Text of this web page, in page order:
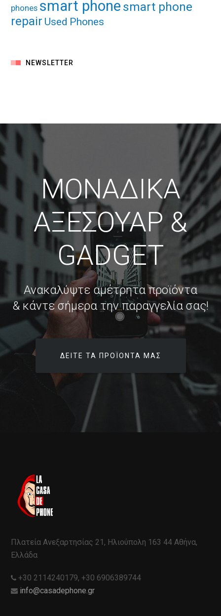
phones smart phone smart phone
repair Used Phones
NEWSLETTER
ΜΟΝΑΔΙΚΑ
ΑΞΕΣΟΥΑΡ &
GADGET
Ανακαλύψτε αμέτρητα προϊόντα
& κάντε σήμερα την παραγγελία σας!
ΔΕΊΤΕ ΤΑ ΠΡΟΪΌΝΤΑ ΜΑΣ
Πλατεία Ανεξαρτησίας 21, Ηλιούπολη 163 44 Αθήνα,
Ελλάδα
+30 2114240179, +30 6906389744
info@casadephone.gr